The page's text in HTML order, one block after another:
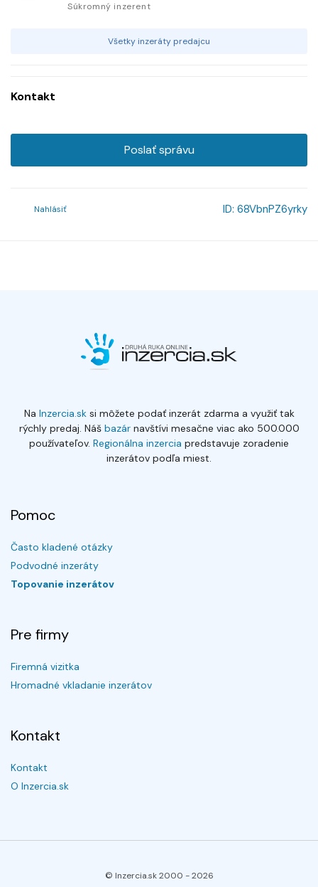
Súkromný inzerent
Všetky inzeráty predajcu
Kontakt
Poslať správu
Nahlásiť ID: 68VbnPZ6yrky
Na Inzercia.sksi môžete podať inzerát zdarma a využiť tak
rýchly predaj. Náš bazárnavštívi mesačne viac ako 500.000
používateľov. Regionálna inzercia predstavuje zoradenie
inzerátov podľa miest.
Pomoc
Často kladené otázky
Podvodné inzeráty
Topovanie inzerátov
Pre firmy
Firemná vizitka
Hromadné vkladanie inzerátov
Kontakt
Kontakt
O Inzercia.sk
© Inzercia.sk 2000 -2026